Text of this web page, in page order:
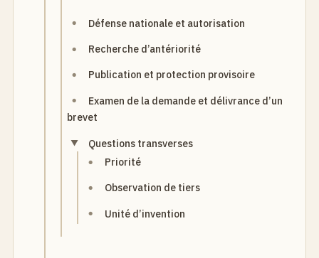
Défense nationale et autorisation
Recherche d’antériorité
Publication et protection provisoire
Examen de la demande et délivrance d’un
brevet
Questions transverses
Priorité
Observation de tiers
Unité d’invention